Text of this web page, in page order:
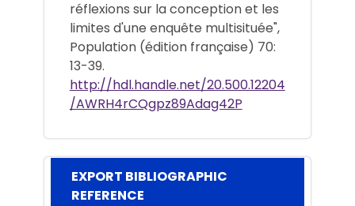
réflexions sur la conception et les
limites d'une enquête multisituée",
Population (édition française) 70:
13-39.
http://hdl.handle.net/20.500.12204
/AWRH4rCQgpz89Adag42P
EXPORT BIBLIOGRAPHIC
REFERENCE